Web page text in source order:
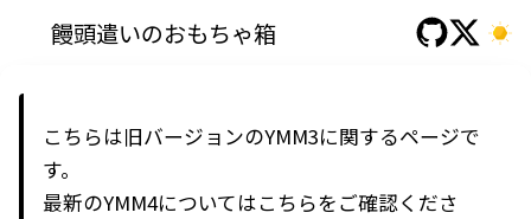
饅頭遣いのおもちゃ箱
こちらは旧バージョンのYMM3に関するページで
す。
最新のYMM4についてはこちらをご確認くださ